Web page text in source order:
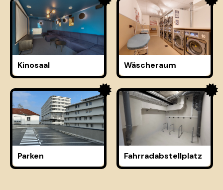
Kinosaal Wäscheraum
Parken Fahrradabstellplatz